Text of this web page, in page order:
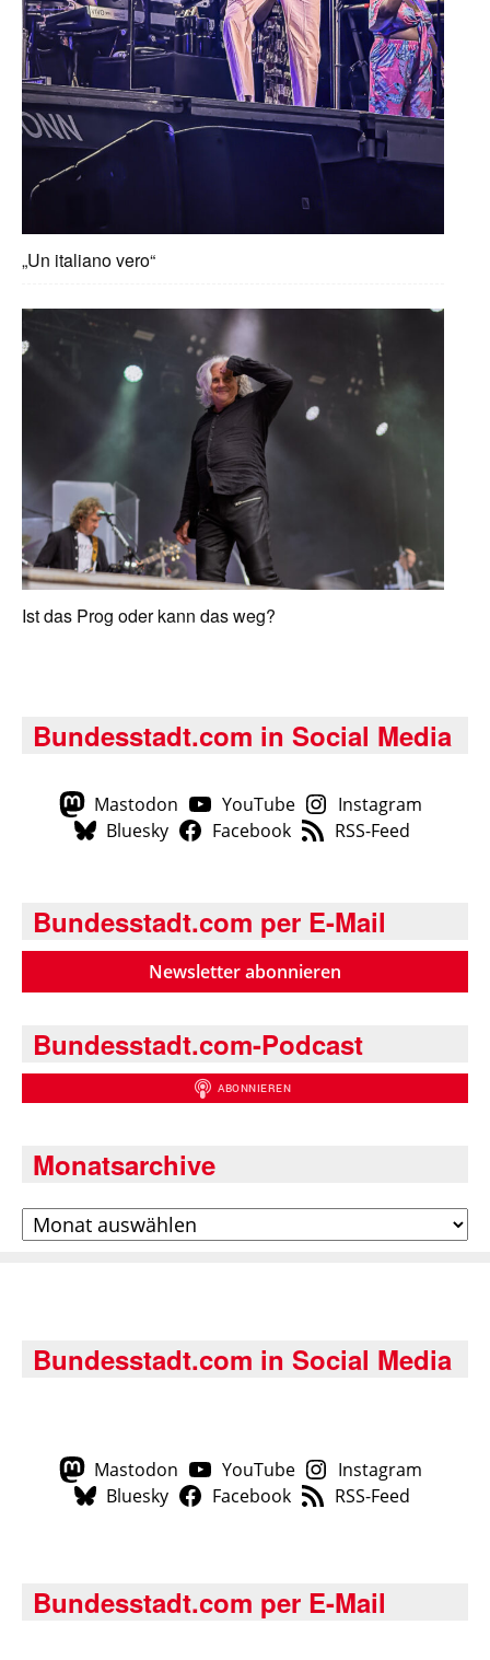
„Un italiano vero“
Ist das Prog oder kann das weg?
Bundesstadt.com in Social Media
Mastodon YouTube
Instagram
Bluesky
Facebook RSS-Feed
Bundesstadt.com per E-Mail
Newsletter abonnieren
Bundesstadt.com-Podcast
Monatsarchive
Archiv
Bundesstadt.com in Social Media
Mastodon YouTube
Instagram
Bluesky
Facebook RSS-Feed
Bundesstadt.com per E-Mail